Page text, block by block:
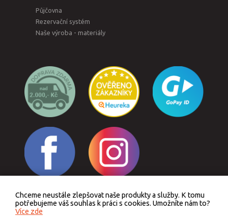
Půjčovna
Rezervační systém
Naše výroba - materiály
Odstoupit od smlouvy
Chceme neustále zlepšovat naše produkty a služby. K tomu
potřebujeme váš souhlas k práci s cookies. Umožníte nám to?
Více zde